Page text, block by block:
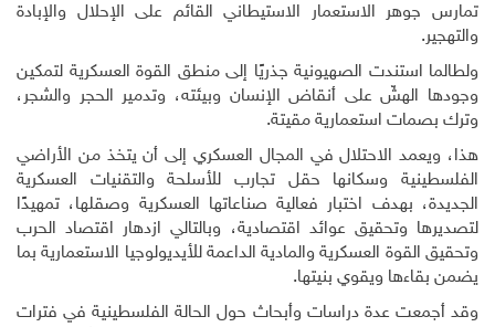
الاستعمار الاستيطاني القائم على الإحلال والإبادة
الصهيونية جذريًا إلى منطق القوة العسكرية لتمكين
على أنقاض الإنسان وبيئته، وتدمير الحجر والشجر،
استعمارية مقيتة.
الاحتلال في المجال العسكري إلى أن يتخذ من الأراضي
وسكانها حقل تجارب للأسلحة والتقنيات العسكرية
بهدف اختبار فعالية صناعاتها العسكرية وصقلها، تمهيدًا
وتحقيق عوائد اقتصادية، وبالتالي ازدهار اقتصاد الحرب
العسكرية والمادية الداعمة للأيديولوجيا الاستعمارية بما
ويقوي بنيتها.
عدة دراسات وأبحاث حول الحالة الفلسطينية في فترات